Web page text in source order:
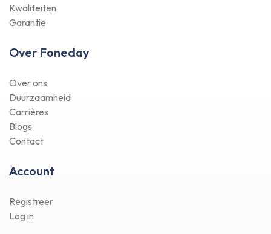
Kwaliteiten
Garantie
Over Foneday
Over ons
Duurzaamheid
Carrières
Blogs
Contact
Account
Registreer
Log in